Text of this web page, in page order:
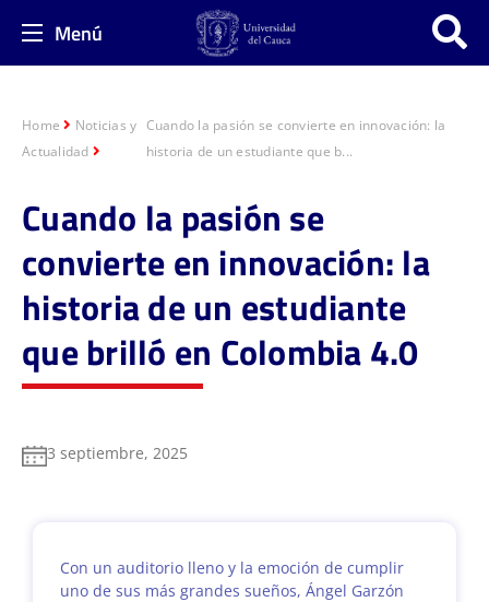
Menú
Home
Noticias y
Actualidad
Cuando la pasión se convierte en innovación: la
historia de un estudiante que b...
Cuando la pasión se
convierte en innovación: la
historia de un estudiante
que brilló en Colombia 4.0
3 septiembre, 2025
Con un auditorio lleno y la emoción de cumplir
uno de sus más grandes sueños, Ángel Garzón